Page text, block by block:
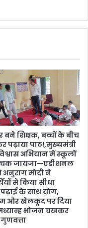
शिक्षक, बच्चों के बीच
पढ़ाया पाठ!,मुख्यमंत्री
अभियान में स्कूलों
जायजा—एडीशनल
मोदी ने
से किया सीधा
के साथ योग,
और खेलकूद पर दिया
भोजन चखकर